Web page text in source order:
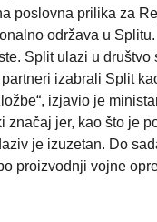
poslovna prilika za
održava u
Split ulazi u društvo
izabrali Split
izjavio je
jer, kao što je
je izuzetan. Do
proizvodnji vojne